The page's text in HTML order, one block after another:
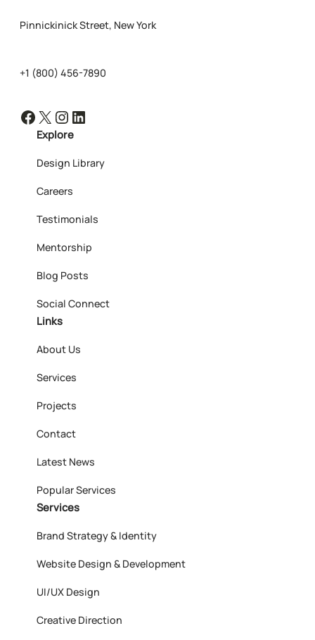
Pinnickinick Street, New York
+1 (800) 456-7890
Facebook X Instagram LinkedIn
Explore
Design Library
Careers
Testimonials
Mentorship
Blog Posts
Social Connect
Links
About Us
Services
Projects
Contact
Latest News
Popular Services
Services
Brand Strategy & Identity
Website Design & Development
UI/UX Design
Creative Direction